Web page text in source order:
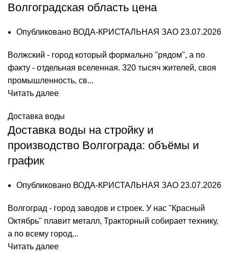
Волгоградская область цена
Опубликовано ВОДА-КРИСТАЛЬНАЯ ЗАО 23.07.2026
Волжский - город который формально "рядом", а по
факту - отдельная вселенная. 320 тысяч жителей, своя
промышленность, св...
Читать далее
Доставка воды
Доставка воды на стройку и
производство Волгограда: объёмы и
график
Опубликовано ВОДА-КРИСТАЛЬНАЯ ЗАО 23.07.2026
Волгоград - город заводов и строек. У нас "Красный
Октябрь" плавит металл, Тракторный собирает технику,
а по всему город...
Читать далее